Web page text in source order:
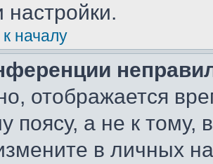
настройки.
началу
отображается
поясу, а не к тому,
в личных